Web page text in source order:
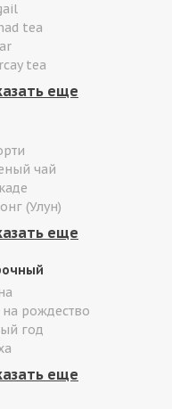
tea
tea
чай
(Улун)
рождество
год